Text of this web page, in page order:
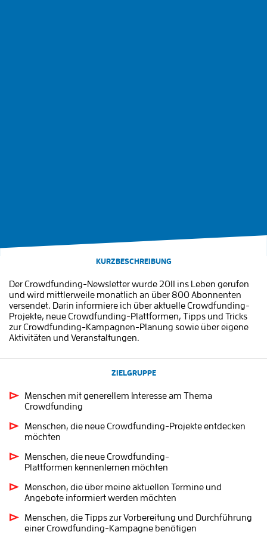
KURZBESCHREIBUNG
Der Crowdfunding-Newsletter wurde 2011 ins Leben gerufen
und wird mittlerweile monatlich an über 800 Abonnenten
versendet. Darin informiere ich über aktuelle Crowdfunding-
Projekte, neue Crowdfunding-Plattformen, Tipps und Tricks
zur Crowdfunding-Kampagnen-Planung sowie über eigene
Aktivitäten und Veranstaltungen.
ZIELGRUPPE
Menschen mit generellem Interesse am Thema
Crowdfunding
Menschen, die neue Crowdfunding-Projekte entdecken
möchten
Menschen, die neue Crowdfunding-
Plattformen kennenlernen möchten
Menschen, die über meine aktuellen Termine und
Angebote informiert werden möchten
Menschen, die Tipps zur Vorbereitung und Durchführung
einer Crowdfunding-Kampagne benötigen